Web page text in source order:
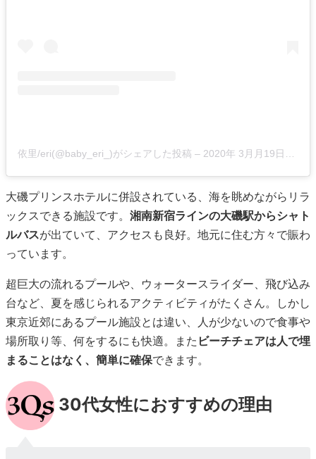
依里/eri(@baby_eri_)がシェアした投稿 – 2020年 3月月19日午前8時15分PDT
大磯プリンスホテルに併設されている、海を眺めながらリラ
ックスできる施設です。 湘南新宿ラインの大磯駅からシャト
ルバスが出ていて、アクセスも良好。地元に住む方々で賑わ
っています。
超巨大の流れるプールや、ウォータースライダー、飛び込み
台など、夏を感じられるアクティビティがたくさん。しかし
東京近郊にあるプール施設とは違い、人が少ないので食事や
場所取り等、何をするにも快適。また ビーチチェアは人で埋
まることはなく、簡単に確保できます。
30代女性におすすめの理由